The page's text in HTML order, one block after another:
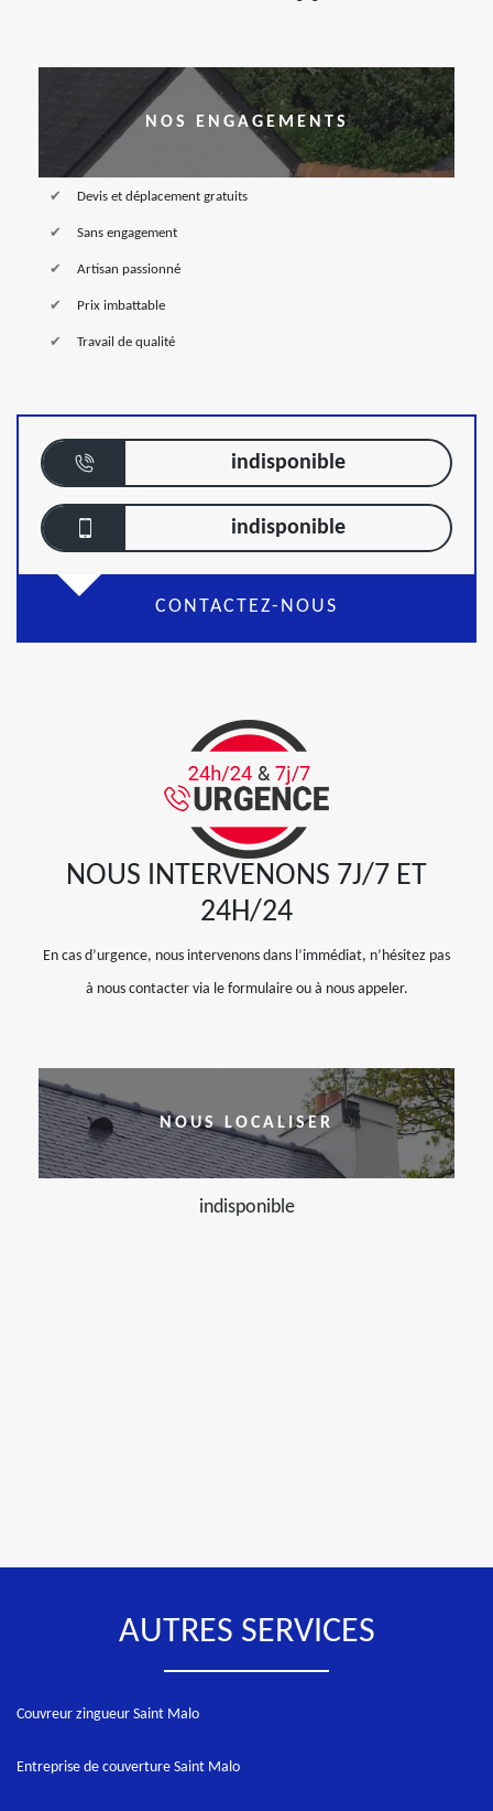
NOS ENGAGEMENTS
Devis et déplacement gratuits
Sans engagement
Artisan passionné
Prix imbattable
Travail de qualité
indisponible
indisponible
CONTACTEZ-NOUS
NOUS INTERVENONS 7J/7 ET
24H/24
En cas d’urgence, nous intervenons dans l’immédiat, n’hésitez pas
à nous contacter via le formulaire ou à nous appeler.
NOUS LOCALISER
indisponible
AUTRES SERVICES
Couvreur zingueur Saint Malo
Entreprise de couverture Saint Malo